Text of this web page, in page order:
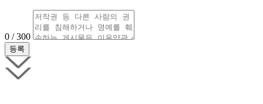
0 / 300